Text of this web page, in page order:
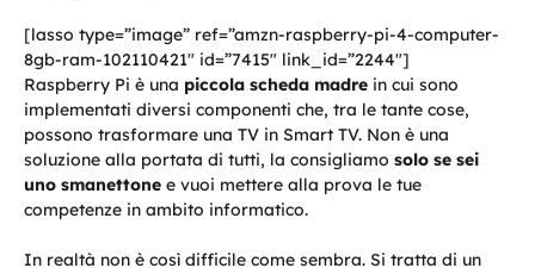
[lasso type=”image” ref=”amzn-raspberry-pi-4-computer-
8gb-ram-102110421″ id=”7415″ link_id=”2244″]
Raspberry Pi è una piccola scheda madre in cui sono
implementati diversi componenti che, tra le tante cose,
possono trasformare una TV in Smart TV. Non è una
soluzione alla portata di tutti, la consigliamo solo se sei
uno smanettone e vuoi mettere alla prova le tue
competenze in ambito informatico.
In realtà non è così difficile come sembra. Si tratta di un